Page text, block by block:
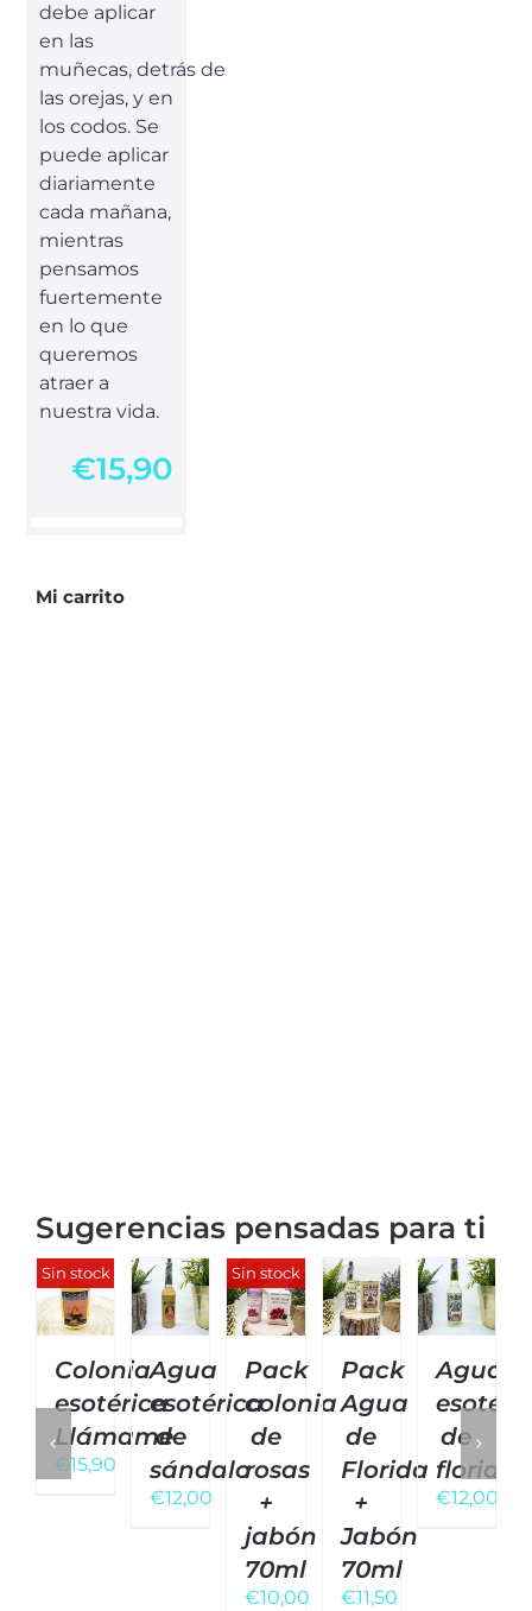
debe aplicar
en las
muñecas, detrás de
las orejas, y en
los codos. Se
puede aplicar
diariamente
cada mañana,
mientras
pensamos
fuertemente
en lo que
queremos
atraer a
nuestra vida.
€15,90
Mi carrito
Sugerencias pensadas para ti
Sin stock
Colonia
esotérica
Llámame
€15,90
Agua
esotérica
de
sándalo
€12,00
Sin stock
Pack
colonia
de
rosas
+
jabón
70ml
€10,00
Pack
Agua
de
Florida
+
Jabón
70ml
€11,50
Agua
de
florida
€12,00